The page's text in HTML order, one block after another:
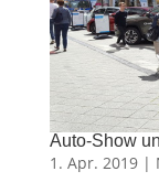
Auto-Show
1. Apr. 2019 |